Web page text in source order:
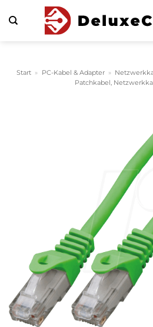
Inhalt
Start » PC-Kabel & Adapter »
Patchkabel,